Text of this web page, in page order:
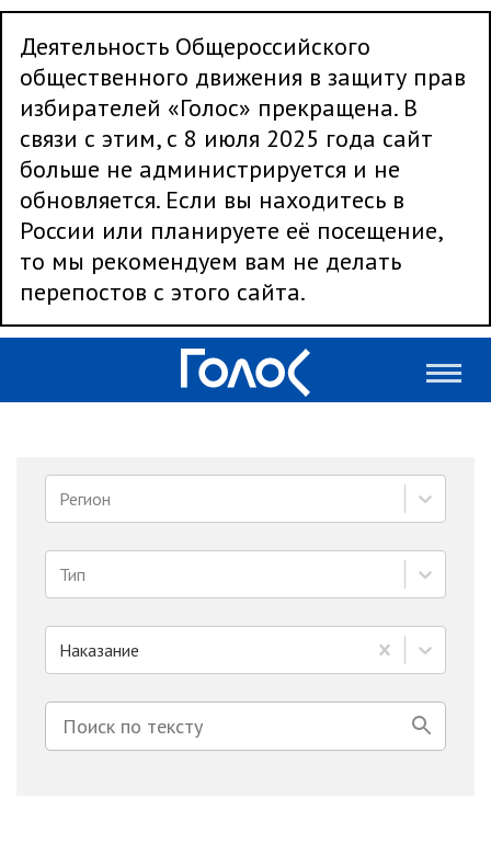
Деятельность Общероссийского
общественного движения в защиту прав
избирателей «Голос» прекращена. В
связи с этим, с 8 июля 2025 года сайт
больше не администрируется и не
обновляется. Если вы находитесь в
России или планируете её посещение,
то мы рекомендуем вам не делать
перепостов с этого сайта.
Регион
Тип
Наказание